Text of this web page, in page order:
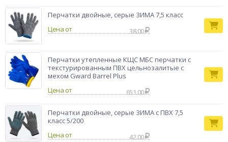
Перчатки двойные, серые ЗИМА 7,5 класс
Цена от
38.00
Перчатки утепленные КЩС МБС перчатки с
текстурированным ПВХ цельнозалитые с
мехом Gward Barrel Plus
Цена от
651.00
Перчатки двойные, серые ЗИМА с ПВХ 7,5
класс 5/200
Цена от
42.00